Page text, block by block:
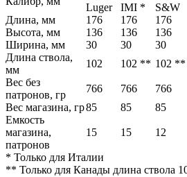
Luger
IMI *
S&W
Длина, мм
176 176 176
Высота, мм
136 136 136
Ширина, мм
30 30 30
Длина ствола,
мм
102 102 ** 102 **
Вес без
патронов, гр
766 766 766
Вес магазина, гр85 85 85
Емкость
магазина,
патронов
15 15 12
* Только для Италии
** Только для Канады длина ствола